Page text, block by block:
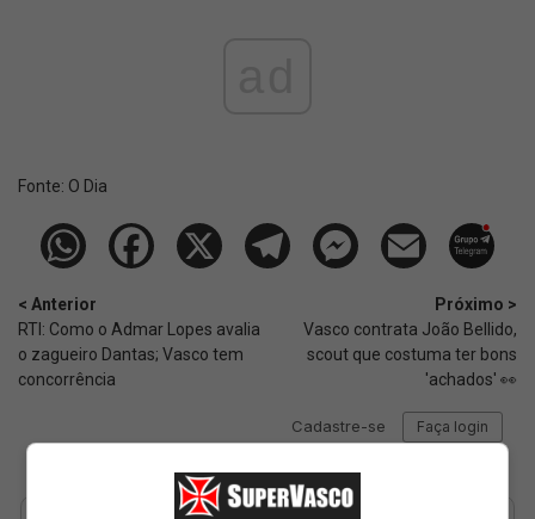
Fonte: O Dia
< Anterior
RTI: Como o Admar Lopes avalia
o zagueiro Dantas; Vasco tem
concorrência
Próximo >
Vasco contrata João Bellido,
scout que costuma ter bons
'achados' 👀